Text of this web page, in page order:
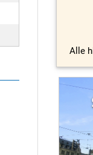
Alle